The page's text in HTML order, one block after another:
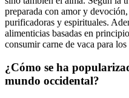
preparada con amor y
purificadoras y espirituales.
alimenticias basadas en
consumir carne de vaca para los
¿Cómo se ha
mundo occidental?